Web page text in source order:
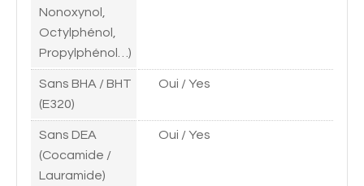
Nonoxynol,
Octylphénol,
Propylphénol…)
Sans BHA / BHT
(E320)
Oui / Yes
Sans DEA
(Cocamide /
Lauramide)
Oui / Yes